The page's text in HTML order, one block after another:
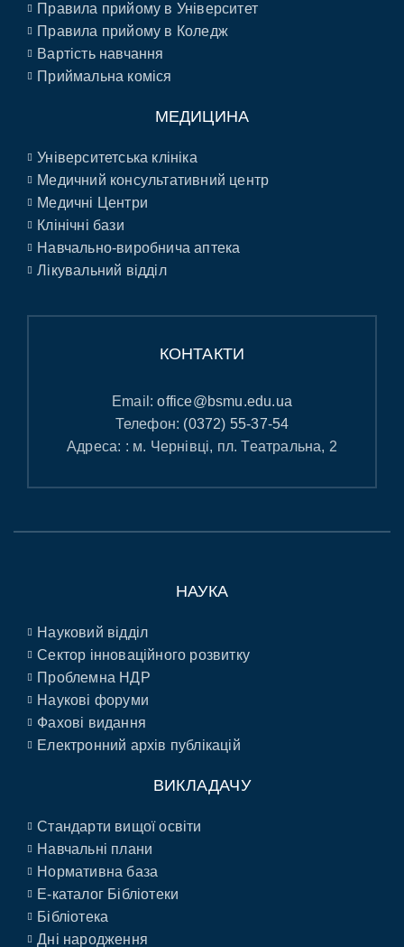
Правила прийому в Університет
Правила прийому в Коледж
Вартість навчання
Приймальна коміся
МЕДИЦИНА
Університетська клініка
Медичний консультативний центр
Медичні Центри
Клінічні бази
Навчально-виробнича аптека
Лікувальний відділ
КОНТАКТИ
Email:office@bsmu.edu.ua
Телефон: (0372) 55-37-54
Адреса: : м. Чернівці, пл. Театральна, 2
НАУКА
Науковий відділ
Сектор інноваційного розвитку
Проблемна НДР
Наукові форуми
Фахові видання
Електронний архів публікацій
ВИКЛАДАЧУ
Стандарти вищої освіти
Навчальні плани
Нормативна база
E-каталог Бібліотеки
Бібліотека
Дні народження